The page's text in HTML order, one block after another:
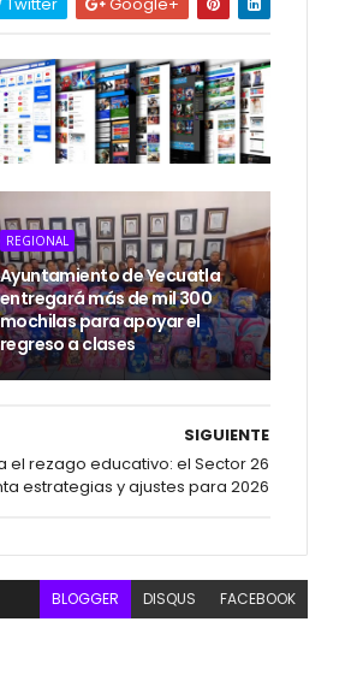
REGIONAL
Ayuntamiento de Yecuatla
entregará más de mil 300
mochilas para apoyar el
regreso a clases
SIGUIENTE
el rezago educativo: el Sector 26
estrategias y ajustes para 2026
BLOGGER DISQUS FACEBOOK